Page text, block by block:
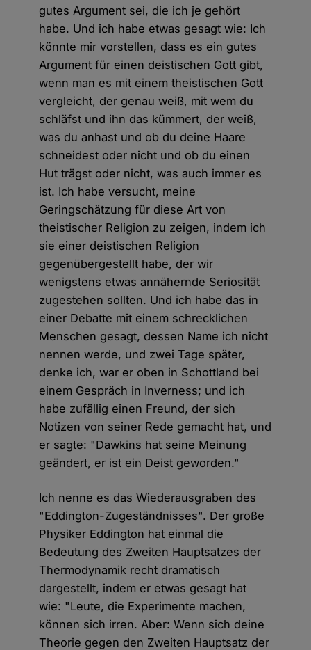
gutes Argument sei, die ich je gehört
habe. Und ich habe etwas gesagt wie: Ich
könnte mir vorstellen, dass es ein gutes
Argument für einen deistischen Gott gibt,
wenn man es mit einem theistischen Gott
vergleicht, der genau weiß, mit wem du
schläfst und ihn das kümmert, der weiß,
was du anhast und ob du deine Haare
schneidest oder nicht und ob du einen
Hut trägst oder nicht, was auch immer es
ist. Ich habe versucht, meine
Geringschätzung für diese Art von
theistischer Religion zu zeigen, indem ich
sie einer deistischen Religion
gegenübergestellt habe, der wir
wenigstens etwas annähernde Seriosität
zugestehen sollten. Und ich habe das in
einer Debatte mit einem schrecklichen
Menschen gesagt, dessen Name ich nicht
nennen werde, und zwei Tage später,
denke ich, war er oben in Schottland bei
einem Gespräch in Inverness; und ich
habe zufällig einen Freund, der sich
Notizen von seiner Rede gemacht hat, und
er sagte: "Dawkins hat seine Meinung
geändert, er ist ein Deist geworden."
Ich nenne es das Wiederausgraben des
"Eddington-Zugeständnisses". Der große
Physiker Eddington hat einmal die
Bedeutung des Zweiten Hauptsatzes der
Thermodynamik recht dramatisch
dargestellt, indem er etwas gesagt hat
wie: "Leute, die Experimente machen,
können sich irren. Aber: Wenn sich deine
Theorie gegen den Zweiten Hauptsatz der